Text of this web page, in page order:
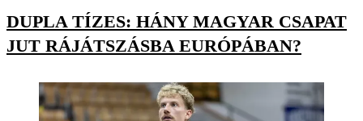
DUPLA TÍZES: HÁNY MAGYAR CSAPAT
JUT RÁJÁTSZÁSBA EURÓPÁBAN?